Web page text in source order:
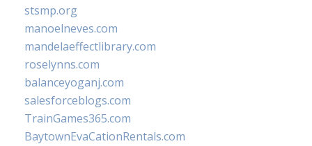
stsmp.org
manoelneves.com
mandelaeffectlibrary.com
roselynns.com
balanceyoganj.com
salesforceblogs.com
TrainGames365.com
BaytownEvaCationRentals.com